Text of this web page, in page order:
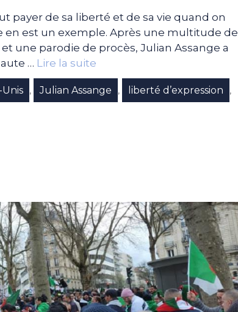
payer de sa liberté et de sa vie quand on
en est un exemple. Après une multitude de
une parodie de procès, Julian Assange a
… Lire la suite
, Julian Assange , liberté d’expression ,